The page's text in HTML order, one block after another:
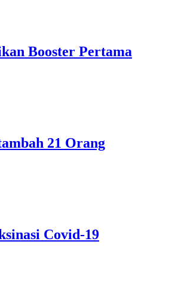
Booster Pertama
21 Orang
Covid-19